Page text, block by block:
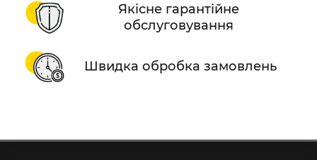
Якісне гарантійне
обслуговування
Швидка обробка замовлень